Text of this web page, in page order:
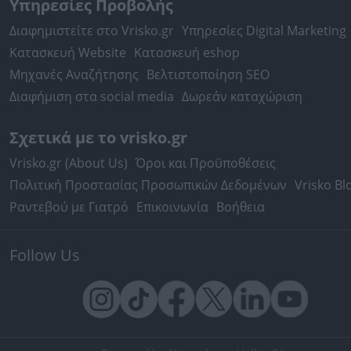
Υπηρεσίες Προβολής
Διαφημιστείτε στο Vrisko.gr Υπηρεσίες Digital Marketing
Κατασκευή Website Κατασκευή eshop
Μηχανές Αναζήτησης Βελτιστοποίηση SEO
Διαφήμιση στα social media Δωρεάν καταχώριση
Σχετικά με το vrisko.gr
Vrisko.gr (About Us) Όροι και Προϋποθέσεις
Πολιτική Προστασίας Προσωπικών Δεδομένων Vrisko
Ραντεβού με Γιατρό Επικοινωνία Βοήθεια
Follow Us